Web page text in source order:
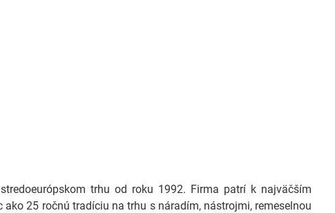
trhu od roku 1992. Firma patrí k najväčším
25 ročnú tradíciu na trhu s náradím, nástrojmi, remeselnou